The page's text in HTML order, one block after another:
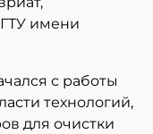
имени
с работы
технологий,
для очистки